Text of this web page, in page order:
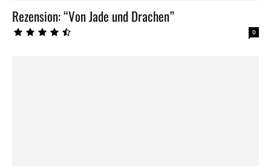
Rezension: “Von Jade und Drachen”
0